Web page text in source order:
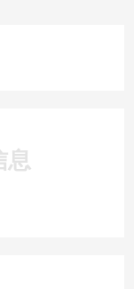
息